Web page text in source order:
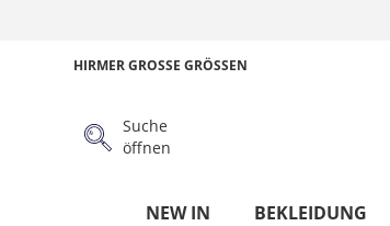
HIRMER GROSSE GRÖSSEN
Suche
öffnen
NEW IN BEKLEIDUNG